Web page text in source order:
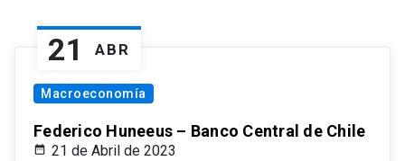
21 ABR
Macroeconomía
Federico Huneeus – Banco Central de Chile
21 de Abril de 2023